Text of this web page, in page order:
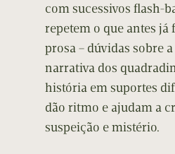
com sucessivos flash-
repetem o que antes já
prosa – dúvidas sobre
narrativa dos
história em suportes
dão ritmo e ajudam a
suspeição e mistério.